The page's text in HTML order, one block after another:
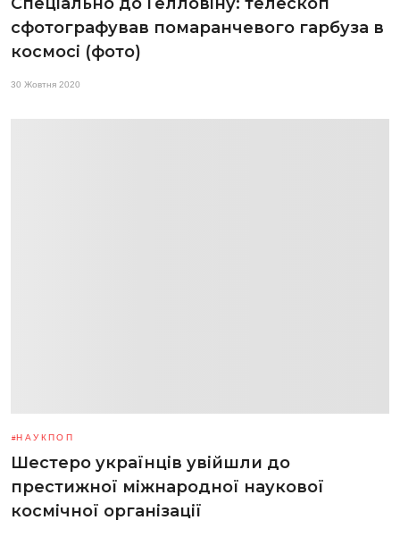
сфотографував помаранчевого гарбуза в
космосі (фото)
30 Жовтня 2020
НАУКПОП
Шестеро українців увійшли до
престижної міжнародної наукової
космічної організації